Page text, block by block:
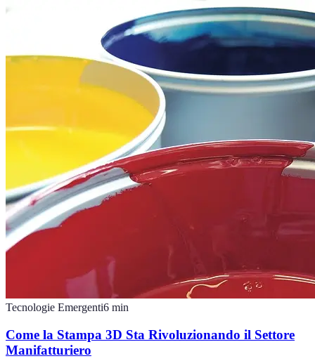
Tecnologie Emergenti6 min
Come la Stampa 3D Sta Rivoluzionando il Settore
Manifatturiero